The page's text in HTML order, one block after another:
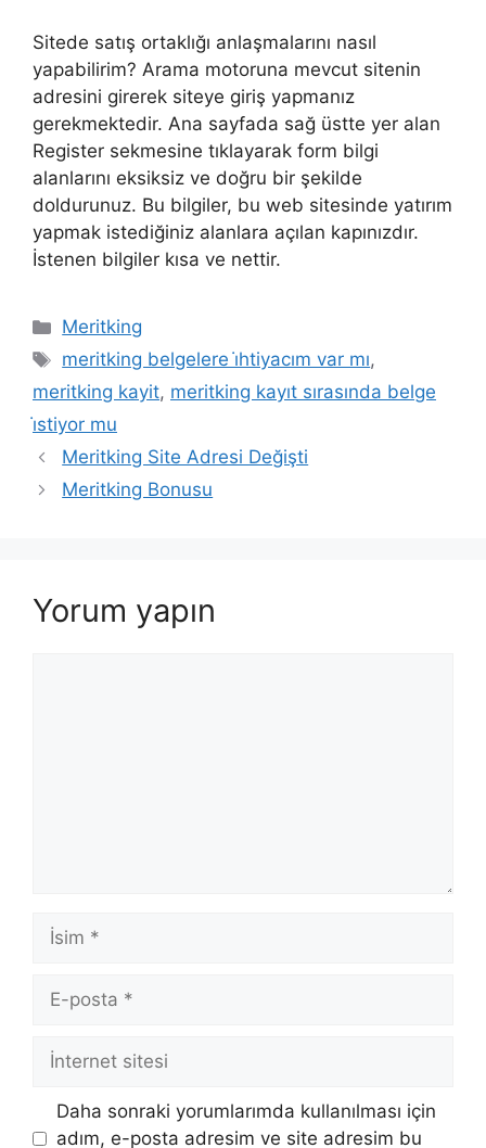
Sitede satış ortaklığı anlaşmalarını nasıl
yapabilirim? Arama motoruna mevcut sitenin
adresini girerek siteye giriş yapmanız
gerekmektedir. Ana sayfada sağ üstte yer alan
Register sekmesine tıklayarak form bilgi
alanlarını eksiksiz ve doğru bir şekilde
doldurunuz. Bu bilgiler, bu web sitesinde yatırım
yapmak istediğiniz alanlara açılan kapınızdır.
İstenen bilgiler kısa ve nettir.
Kategoriler
Meritking
Etiketler
meritking belgelere i̇htiyacım var mı,
meritking kayit, meritking kayıt sırasında belge
i̇stiyor mu
Meritking Site Adresi Değişti
Meritking Bonusu
Yorum yapın
İsim
posta
İnternet
Daha sonraki yorumlarımda kullanılması için
adım, e-posta adresim ve site adresim bu